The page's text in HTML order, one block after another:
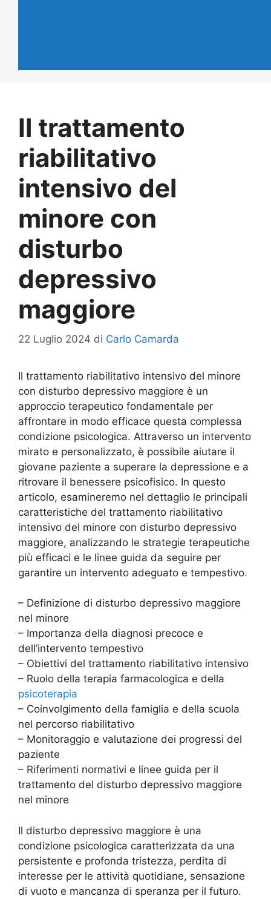
Il trattamento
riabilitativo
intensivo del
minore con
disturbo
depressivo
maggiore
22 Luglio 2024 di Carlo Camarda
Il trattamento riabilitativo intensivo del minore
con disturbo depressivo maggiore è un
approccio terapeutico fondamentale per
affrontare in modo efficace questa complessa
condizione psicologica. Attraverso un intervento
mirato e personalizzato, è possibile aiutare il
giovane paziente a superare la depressione e a
ritrovare il benessere psicofisico. In questo
articolo, esamineremo nel dettaglio le principali
caratteristiche del trattamento riabilitativo
intensivo del minore con disturbo depressivo
maggiore, analizzando le strategie terapeutiche
più efficaci e le linee guida da seguire per
garantire un intervento adeguato e tempestivo.
– Definizione di disturbo depressivo maggiore
nel minore
– Importanza della diagnosi precoce e
dell’intervento tempestivo
– Obiettivi del trattamento riabilitativo intensivo
– Ruolo della terapia farmacologica e della
psicoterapia
– Coinvolgimento della famiglia e della scuola
nel percorso riabilitativo
– Monitoraggio e valutazione dei progressi del
paziente
– Riferimenti normativi e linee guida per il
trattamento del disturbo depressivo maggiore
nel minore
Il disturbo depressivo maggiore è una
condizione psicologica caratterizzata da una
persistente e profonda tristezza, perdita di
interesse per le attività quotidiane, sensazione
di vuoto e mancanza di speranza per il futuro.